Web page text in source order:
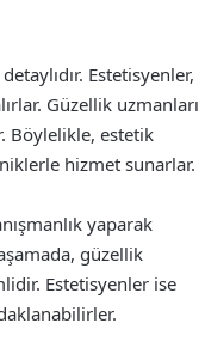
Estetisyenler,
Güzellik uzmanları
Böylelikle, estetik
hizmet sunarlar.
yaparak
güzellik
Estetisyenler ise